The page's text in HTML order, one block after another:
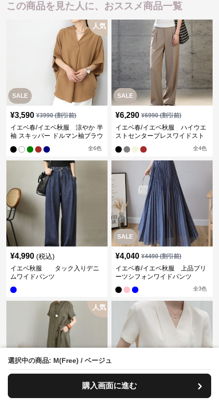
選択中の商品: M(Free) / ベージュ
購入画面に進む
この商品を見た人に、おススメ商品一覧
SALE
人気
¥3,590 ¥3990(割引前)
イエベ春/イエベ秋服 涼やか 半
袖 スキッパー ドルマン袖ブラウ
全6色
SALE
¥6,290 ¥6990(割引前)
イエベ春/イエベ秋服 ハイウエ
ストセンタープレスワイドスト
全4色
¥4,990 (税込)
イエベ秋服 タック入りデニ
ムワイドパンツ
SALE
¥4,040 ¥4490(割引前)
イエベ春/イエベ秋服 上品プリ
ーツシフォンワイドパンツ
全3色
人気
¥4,040 ¥4490(割引前) ¥4,490 ¥4990(割引前)